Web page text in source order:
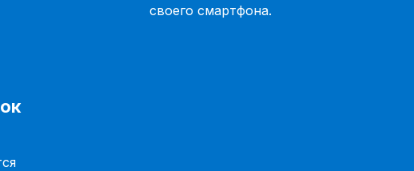
своего смартфона.